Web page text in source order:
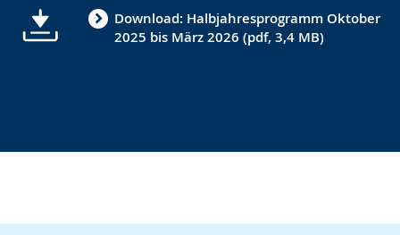
Download: Halbjahresprogramm Oktober
2025 bis März 2026 (pdf, 3,4 MB)